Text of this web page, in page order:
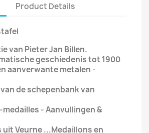
Product Details
van Pieter Jan Billen.
geschiedenis tot 1900
aanverwante metalen -
de schepenbank van
medailles - Aanvullingen &
uit Veurne ...Medaillons en